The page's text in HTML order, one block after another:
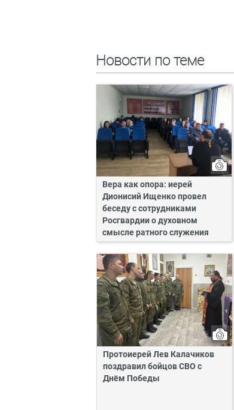
Новости по теме
Вера как опора: иерей
Дионисий Ищенко провел
беседу с сотрудниками
Росгвардии о духовном
смысле ратного служения
Протоиерей Лев Калачиков
поздравил бойцов СВО с
Днём Победы